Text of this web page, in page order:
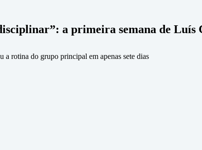
a primeira semana de Luís
a rotina do grupo principal em apenas sete dias